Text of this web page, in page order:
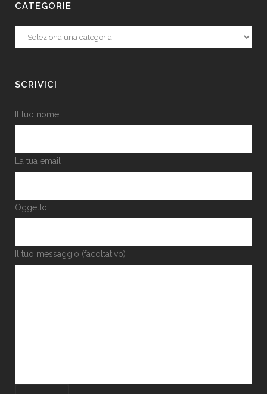
CATEGORIE
Categorie
SCRIVICI
Il tuo nome
La tua email
Oggetto
Il tuo messaggio (facoltativo)